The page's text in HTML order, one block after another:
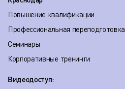
Повышение квалификации
Профессиональная переподготовка
Семинары
Корпоративные тренинги
Видеодоступ: